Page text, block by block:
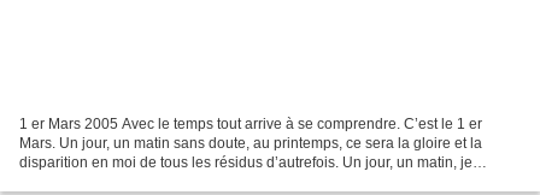
1 er Mars 2005 Avec le temps tout arrive à se comprendre. C’est le 1 er
Mars. Un jour, un matin sans doute, au printemps, ce sera la gloire et la
disparition en moi de tous les résidus d’autrefois. Un jour, un matin, je